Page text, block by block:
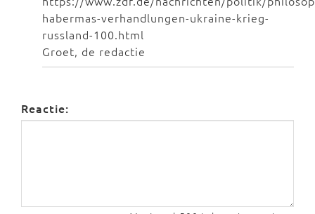
habermas-verhandlungen-ukraine-krieg-
russland-100.html
Groet, de redactie
Reactie: